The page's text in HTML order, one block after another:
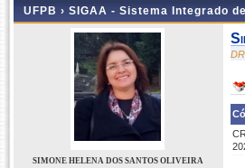
UFPB › SIGAA - Sistema Integrado
SIMONE HELENA DOS SANTOS OLIVEIRA